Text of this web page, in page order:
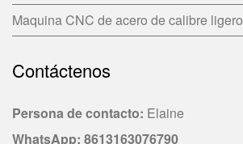
Maquina CNC de acero de calibre ligero
Contáctenos
Persona de contacto: Elaine
WhatsApp: 8613163076790